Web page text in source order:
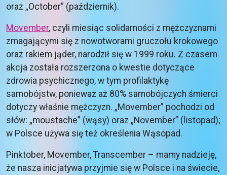
oraz „October” (październik).
Movember, czyli miesiąc solidarności z mężczyznami
zmagającymi się z nowotworami gruczołu krokowego
oraz rakiem jąder, narodził się w 1999 roku. Z czasem
akcja została rozszerzona o kwestie dotyczące
zdrowia psychicznego, w tym profilaktykę
samobójstw, ponieważ aż 80% samobójczych śmierci
dotyczy właśnie mężczyzn. „Movember” pochodzi od
słów: „moustache” (wąsy) oraz „November” (listopad);
w Polsce używa się też określenia Wąsopad.
Pinktober, Movember, Transcember – mamy nadzieję,
że nasza inicjatywa przyjmie się w Polsce i na świecie,